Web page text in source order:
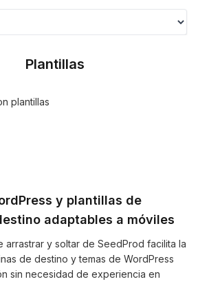
Plantillas
plantillas
y plantillas de
adaptables a móviles
arrastrar y soltar de SeedProd facilita la
de destino y temas de WordPress
sin necesidad de experiencia en